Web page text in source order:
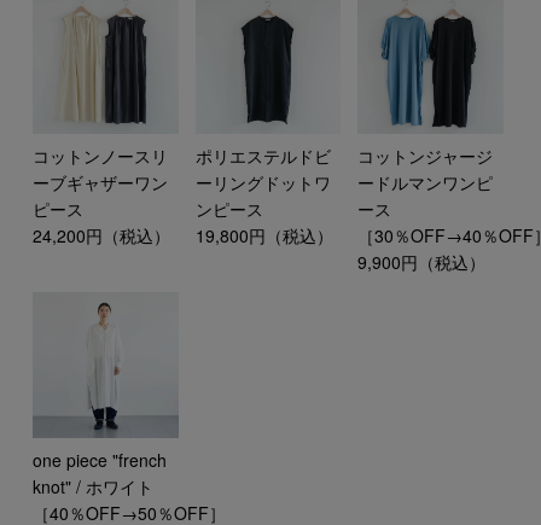
コットンノースリ
ーブギャザーワン
ピース
24,200円（税込）
ポリエステルドビ
ーリングドットワ
ンピース
19,800円（税込）
コットンジャージ
ードルマンワンピ
ース
［30％OFF→40％OFF
9,900円（税込）
one piece "french
knot" / ホワイト
［40％OFF→50％OFF］